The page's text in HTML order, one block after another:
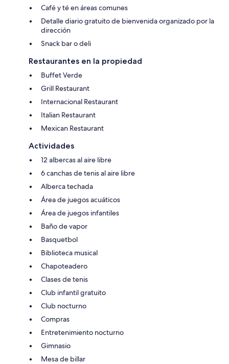
Café y té en áreas comunes
Detalle diario gratuito de bienvenida organizado por la
dirección
Snack bar o deli
Restaurantes en la propiedad
Buffet Verde
Grill Restaurant
Internacional Restaurant
Italian Restaurant
Mexican Restaurant
Actividades
12 albercas al aire libre
6 canchas de tenis al aire libre
Alberca techada
Área de juegos acuáticos
Área de juegos infantiles
Baño de vapor
Basquetbol
Biblioteca musical
Chapoteadero
Clases de tenis
Club infantil gratuito
Club nocturno
Compras
Entretenimiento nocturno
Gimnasio
Mesa de billar